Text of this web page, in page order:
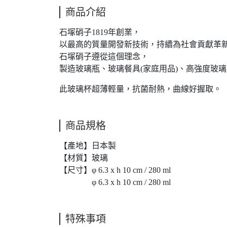
商品介紹
石塚硝子1819年創業，
以最高的質量開發新技術，持續為社會貢獻革
石塚硝子遵從這個理念，
製造玻璃瓶、玻璃餐具(家庭用品)、高強度玻
此玻璃杯超薄輕量，抗菌耐熱，曲線好握取。
商品規格
【產地】日本製
【材質】玻璃
【尺寸】φ 6.3 x h 10 cm / 280 ml
φ 6.3 x h 10 cm / 280 ml
特殊事項